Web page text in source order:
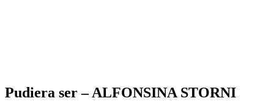
Pudiera ser – ALFONSINA STORNI